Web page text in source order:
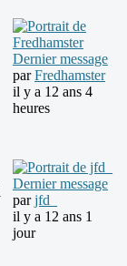
Dernier message
parFredhamster
il y a 12 ans 4
heures
Dernier message
parjfd_
il y a 12 ans 1
jour